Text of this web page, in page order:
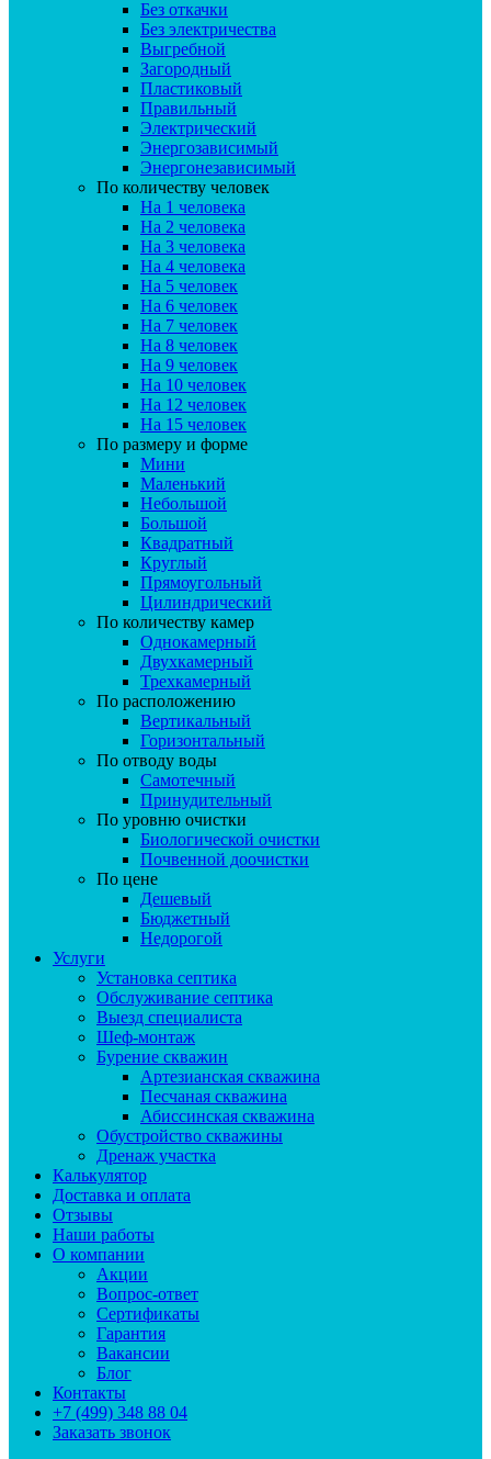
Без откачки
Без электричества
Выгребной
Загородный
Пластиковый
Правильный
Электрический
Энергозависимый
Энергонезависимый
По количеству человек
На 1 человека
На 2 человека
На 3 человека
На 4 человека
На 5 человек
На 6 человек
На 7 человек
На 8 человек
На 9 человек
На 10 человек
На 12 человек
На 15 человек
По размеру и форме
Мини
Маленький
Небольшой
Большой
Квадратный
Круглый
Прямоугольный
Цилиндрический
По количеству камер
Однокамерный
Двухкамерный
Трехкамерный
По расположению
Вертикальный
Горизонтальный
По отводу воды
Самотечный
Принудительный
По уровню очистки
Биологической очистки
Почвенной доочистки
По цене
Дешевый
Бюджетный
Недорогой
Услуги
Установка септика
Обслуживание септика
Выезд специалиста
Шеф-монтаж
Бурение скважин
Артезианская скважина
Песчаная скважина
Абиссинская скважина
Обустройство скважины
Дренаж участка
Калькулятор
Доставка и оплата
Отзывы
Наши работы
О компании
Акции
Вопрос-ответ
Сертификаты
Гарантия
Вакансии
Блог
Контакты
+7 (499) 348 88 04
Заказать звонок